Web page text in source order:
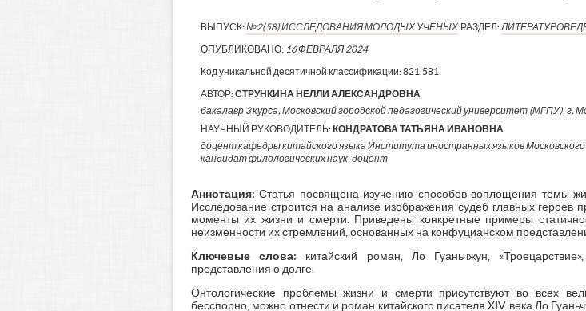
ВЫПУСК:№2(58) ИССЛЕДОВАНИЯ МОЛОДЫХ УЧЕНЫХ РАЗДЕЛ:
ОПУБЛИКОВАНО: 16 ФЕВРАЛЯ 2024
Код уникальной десятичной классификации:821.581
АВТОР:СТРУНКИНА НЕЛЛИ АЛЕКСАНДРОВНА
бакалавр 3 курса, Московский городской педагогический университет (МГПУ), г.
НАУЧНЫЙ РУКОВОДИТЕЛЬ: КОНДРАТОВА ТАТЬЯНА ИВАНОВНА
доцент кафедры китайского языка Института иностранных языков
кандидат филологических наук, доцент
Аннотация: Статья посвящена изучению способов воплощения темы
Исследование строится на анализе изображения судеб главных героев
моменты их жизни и смерти. Приведены конкретные примеры
неизменности их стремлений, основанных на конфуцианском
Ключевые слова: китайский роман, Ло Гуаньчжун,
представления о долге.
Онтологические проблемы жизни и смерти присутствуют во всех
бесспорно, можно отнести и роман китайского писателя XIV века Ло